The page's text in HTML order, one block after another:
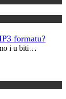
formatu?
i u biti…